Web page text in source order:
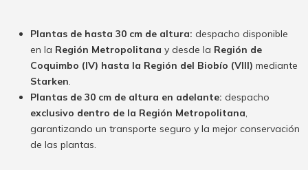
Plantas de hasta 30 cm de altura: despacho disponible
en la Región Metropolitana y desde la Región de
Coquimbo (IV) hasta la Región del Biobío (VIII) mediante
Starken.
Plantas de 30 cm de altura en adelante: despacho
exclusivo dentro de la Región Metropolitana,
garantizando un transporte seguro y la mejor conservación
de las plantas.